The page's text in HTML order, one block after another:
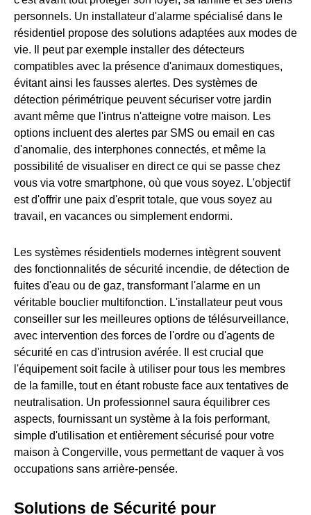
personnels. Un installateur d'alarme spécialisé dans le
résidentiel propose des solutions adaptées aux modes de
vie. Il peut par exemple installer des détecteurs
compatibles avec la présence d'animaux domestiques,
évitant ainsi les fausses alertes. Des systèmes de
détection périmétrique peuvent sécuriser votre jardin
avant même que l'intrus n'atteigne votre maison. Les
options incluent des alertes par SMS ou email en cas
d'anomalie, des interphones connectés, et même la
possibilité de visualiser en direct ce qui se passe chez
vous via votre smartphone, où que vous soyez. L'objectif
est d'offrir une paix d'esprit totale, que vous soyez au
travail, en vacances ou simplement endormi.
Les systèmes résidentiels modernes intègrent souvent
des fonctionnalités de sécurité incendie, de détection de
fuites d'eau ou de gaz, transformant l'alarme en un
véritable bouclier multifonction. L'installateur peut vous
conseiller sur les meilleures options de télésurveillance,
avec intervention des forces de l'ordre ou d'agents de
sécurité en cas d'intrusion avérée. Il est crucial que
l'équipement soit facile à utiliser pour tous les membres
de la famille, tout en étant robuste face aux tentatives de
neutralisation. Un professionnel saura équilibrer ces
aspects, fournissant un système à la fois performant,
simple d'utilisation et entièrement sécurisé pour votre
maison à Congerville, vous permettant de vaquer à vos
occupations sans arrière-pensée.
Solutions de Sécurité pour